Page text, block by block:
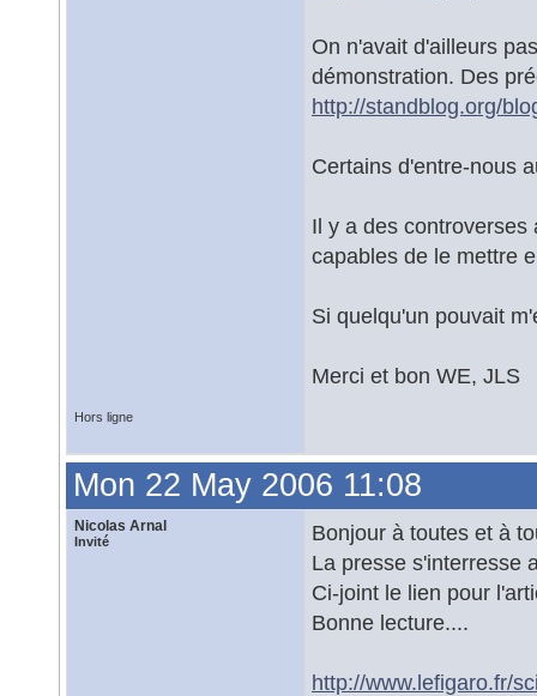
On n'avait d'ailleurs
démonstration. Des
http://standblog.org/
Certains d'entre-nous
Il y a des
capables de le mettre
Si quelqu'un pouvait
Merci et bon WE, JLS
Hors ligne
Mon 22 May 2006 11:08
Nicolas Arnal
Invité
Bonjour à toutes et à
La presse s'interresse
Ci-joint le lien pour
Bonne lecture....
http://www.lefigaro.fr/